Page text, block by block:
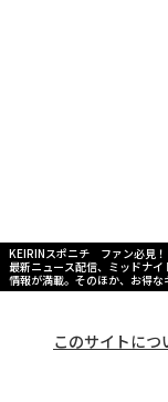
KEIRINスポニチ ファン必見！
最新ニュース配信、ミッドナ
情報が満載。そのほか、お得な
このサイトにつ